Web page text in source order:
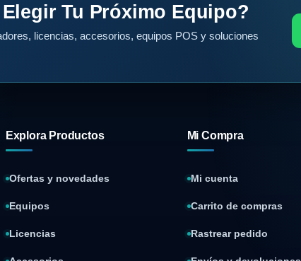
Tu Próximo Equipo?
licencias, accesorios, equipos POS y soluciones
Explora Productos
Ofertas y novedades
Equipos
Licencias
Mi Compra
Mi cuenta
Carrito de compras
Rastrear pedido